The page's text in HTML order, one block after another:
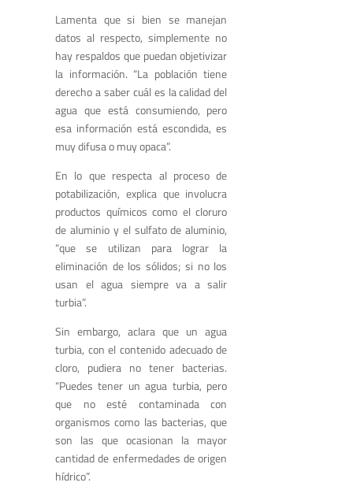
Lamenta que si bien se manejan
datos al respecto, simplemente no
hay respaldos que puedan objetivizar
la información. “La población tiene
derecho a saber cuál es la calidad del
agua que está consumiendo, pero
esa información está escondida, es
muy difusa o muy opaca”.
En lo que respecta al proceso de
potabilización, explica que involucra
productos químicos como el cloruro
de aluminio y el sulfato de aluminio,
“que se utilizan para lograr la
eliminación de los sólidos; si no los
usan el agua siempre va a salir
turbia”.
Sin embargo, aclara que un agua
turbia, con el contenido adecuado de
cloro, pudiera no tener bacterias.
“Puedes tener un agua turbia, pero
que no esté contaminada con
organismos como las bacterias, que
son las que ocasionan la mayor
cantidad de enfermedades de origen
hídrico”.